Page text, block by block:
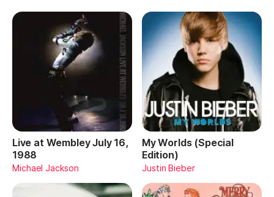
Live at Wembley July 16,
1988
Michael Jackson
My Worlds (Special
Edition)
Justin Bieber